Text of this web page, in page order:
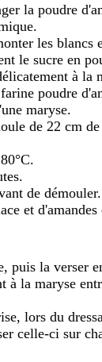
la poudre
les blancs
le sucre en
à la
poudre
maryse.
de 22 cm
de démouler.
et
puis la verser
à la maryse
lors du
celle-ci sur